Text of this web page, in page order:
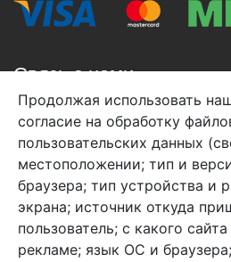
Связь с нами
+7 (495) 933-38-08
info@arben-textile.ru- оптовые
Арбен текстиль г. Щелково,
Продолжая использовать
согласие на обработку
пользовательских данных
местоположении; тип и
браузера; тип устройства и
экрана; источник откуда
пользователь; с какого
рекламе; язык ОС и